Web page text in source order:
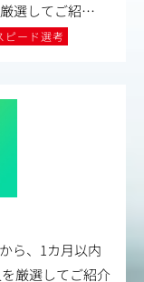
選してご紹…
ピード選考
ら、1カ月以内
厳選してご紹介